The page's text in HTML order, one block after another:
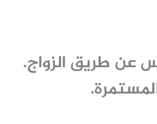
عن طريق الزواج.